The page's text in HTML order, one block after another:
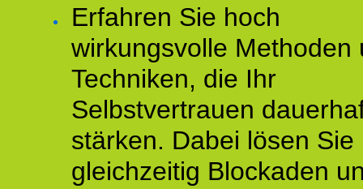
Erfahren Sie hoch
wirkungsvolle Methoden
Techniken, die Ihr
Selbstvertrauen
stärken. Dabei lösen Sie
gleichzeitig Blockaden